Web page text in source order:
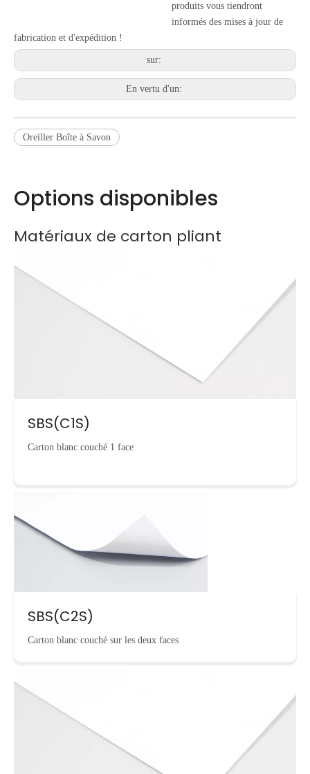
produits vous tiendront
informés des mises à jour de
fabrication et d'expédition !
sur:
En vertu d'un:
Oreiller Boîte à Savon
Options disponibles
Matériaux de carton pliant
SBS(C1S)
Carton blanc couché 1 face
SBS(C2S)
Carton blanc couché sur les deux faces